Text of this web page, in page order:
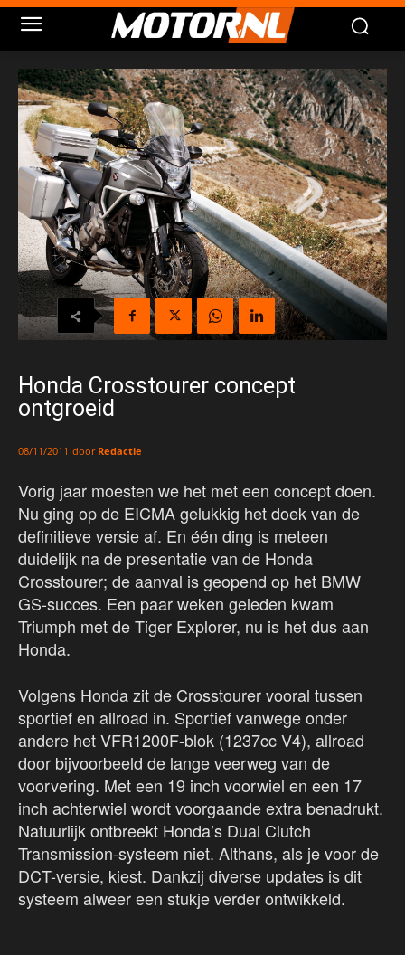
Honda Crosstourer concept
ontgroeid
08/11/2011 door Redactie
Vorig jaar moesten we het met een concept doen.
Nu ging op de EICMA gelukkig het doek van de
definitieve versie af. En één ding is meteen
duidelijk na de presentatie van de Honda
Crosstourer; de aanval is geopend op het BMW
GS-succes. Een paar weken geleden kwam
Triumph met de Tiger Explorer, nu is het dus aan
Honda.
Volgens Honda zit de Crosstourer vooral tussen
sportief en allroad in. Sportief vanwege onder
andere het VFR1200F-blok (1237cc V4), allroad
door bijvoorbeeld de lange veerweg van de
voorvering. Met een 19 inch voorwiel en een 17
inch achterwiel wordt voorgaande extra benadrukt.
Natuurlijk ontbreekt Honda’s Dual Clutch
Transmission-systeem niet. Althans, als je voor de
DCT-versie, kiest. Dankzij diverse updates is dit
systeem alweer een stukje verder ontwikkeld.